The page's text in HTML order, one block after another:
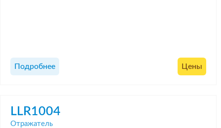
Подробнее Цены
LLR1004
Отражатель